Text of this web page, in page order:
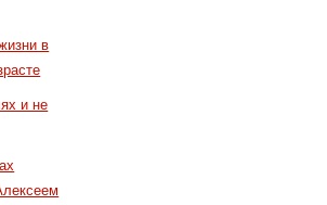
в
и не